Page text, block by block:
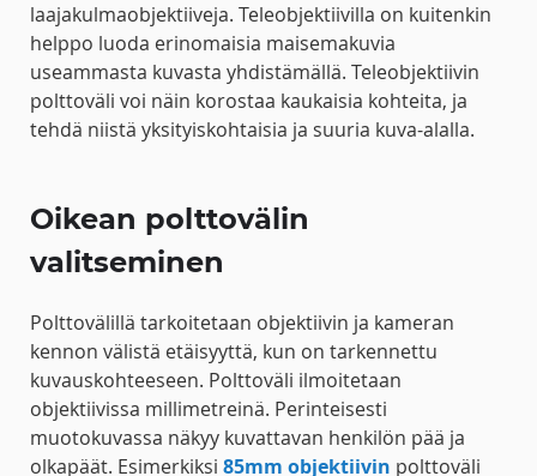
laajakulmaobjektiiveja. Teleobjektiivilla on kuitenkin
helppo luoda erinomaisia ​​maisemakuvia
useammasta kuvasta yhdistämällä. Teleobjektiivin
polttoväli voi näin korostaa kaukaisia kohteita, ja
tehdä niistä yksityiskohtaisia ja suuria kuva-alalla.
Oikean polttovälin
valitseminen
Polttovälillä tarkoitetaan objektiivin ja kameran
kennon välistä etäisyyttä, kun on tarkennettu
kuvauskohteeseen. Polttoväli ilmoitetaan
objektiivissa millimetreinä. Perinteisesti
muotokuvassa näkyy kuvattavan henkilön pää ja
olkapäät. Esimerkiksi 85mm objektiivin polttoväli